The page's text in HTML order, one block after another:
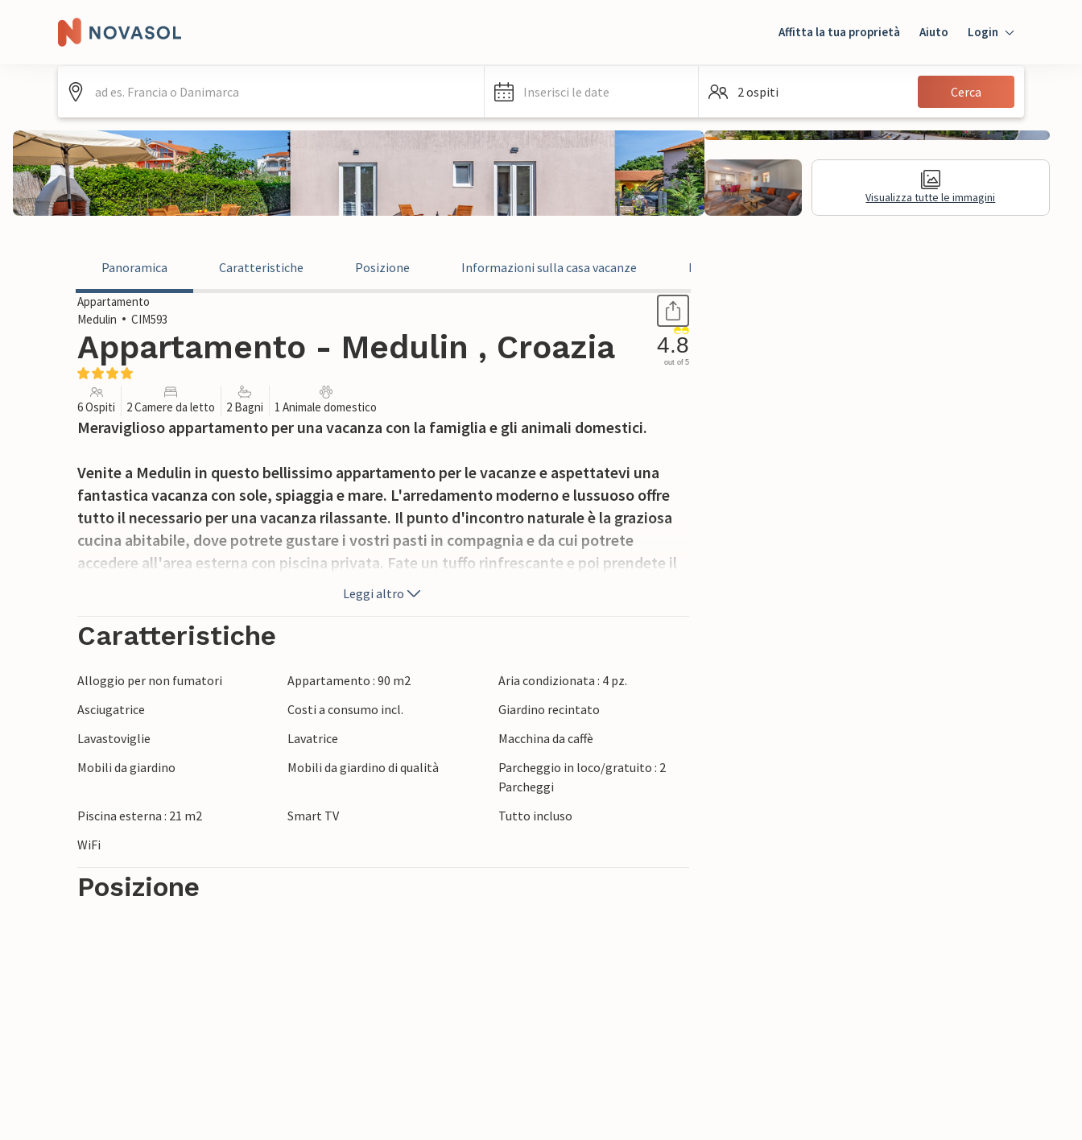
Affitta la tua proprietà Aiuto Login
Ospiti
Inserisci le date 2 ospiti Cerca
Visualizza tutte le immagini
Panoramica Caratteristiche Posizione Informazioni sulla casa vacanze Recensioni
Appartamento
Medulin
CIM593
Appartamento - Medulin , Croazia 4.8
out of 5
6 Ospiti 2 Camere da letto 2 Bagni 1 Animale domestico
Meraviglioso appartamento per una vacanza con la famiglia e gli animali domestici.
Venite a Medulin in questo bellissimo appartamento per le vacanze e aspettatevi una
fantastica vacanza con sole, spiaggia e mare. L'arredamento moderno e lussuoso offre
tutto il necessario per una vacanza rilassante. Il punto d'incontro naturale è la graziosa
cucina abitabile, dove potrete gustare i vostri pasti in compagnia e da cui potrete
accedere all'area esterna con piscina privata. Fate un tuffo rinfrescante e poi prendete il
sole su uno dei lettini. La sera, potrete preparare una deliziosa grigliata per i vostri cari
di svago. Passeggiate o andate in bicicletta lungo il bellissimo lungomare del porto per
vacanzieri più attivi ci sono numerose possibilità di praticare sport acquatici.
Divertitevi durante le vostre vacanze estive in Istria!
Leggi altro
Caratteristiche
Alloggio per non fumatori Appartamento : 90 m2
Aria condizionata : 4 pz.
Asciugatrice
Costi a consumo incl.
Giardino recintato
Lavastoviglie
Lavatrice
Macchina da caffè
Mobili da giardino
Mobili da giardino di qualità
Parcheggio in loco/gratuito : 2
Parcheggi
Piscina esterna : 21 m2
Smart TV
Tutto incluso
WiFi
Posizione